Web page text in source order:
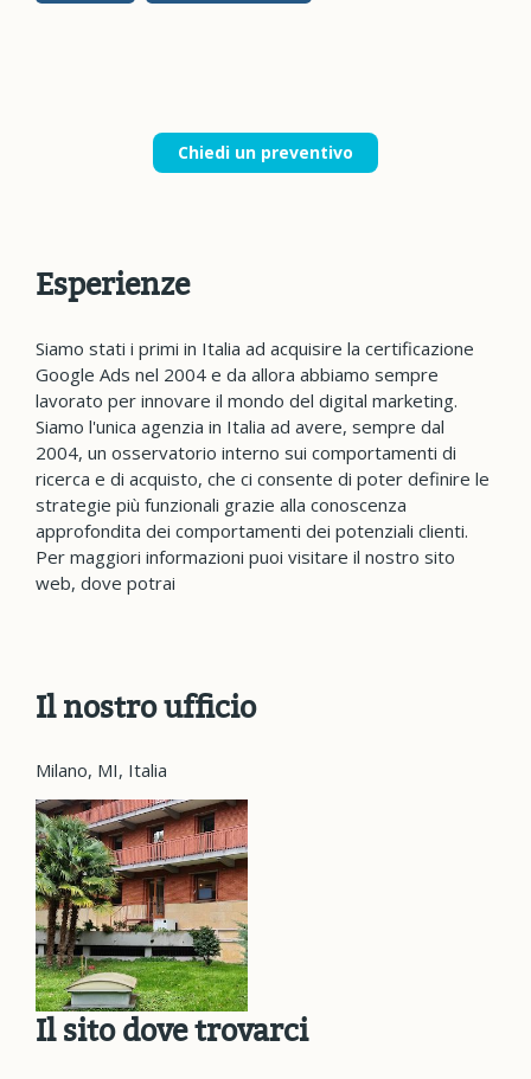
Chiedi un preventivo
Esperienze
Siamo stati i primi in Italia ad acquisire la certificazione
Google Ads nel 2004 e da allora abbiamo sempre
lavorato per innovare il mondo del digital marketing.
Siamo l'unica agenzia in Italia ad avere, sempre dal
2004, un osservatorio interno sui comportamenti di
ricerca e di acquisto, che ci consente di poter definire le
strategie più funzionali grazie alla conoscenza
approfondita dei comportamenti dei potenziali clienti.
Per maggiori informazioni puoi visitare il nostro sito
web, dove potrai
Il nostro ufficio
Milano, MI, Italia
Il sito dove trovarci